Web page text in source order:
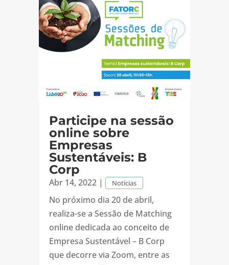
Participe na sessão
online sobre
Empresas
Sustentáveis: B
Corp
Abr 14, 2022| Notícias
No próximo dia 20 de abril,
realiza-se a Sessão de Matching
online dedicada ao conceito de
Empresa Sustentável – B Corp
que decorre via Zoom, entre as